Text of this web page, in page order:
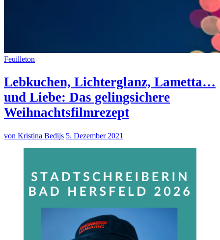
Feuilleton
Lebkuchen, Lichterglanz, Lametta…
und Liebe: Das gelingsichere
Weihnachtsfilmrezept
von Kristina Bedijs 5. Dezember 2021